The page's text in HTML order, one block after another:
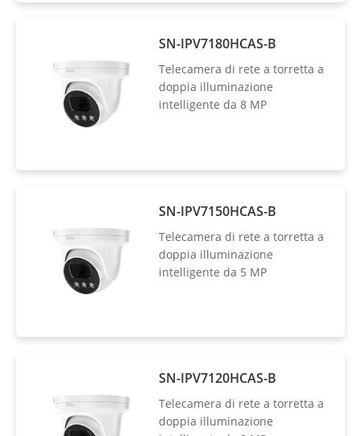
SN-IPV7180HCAS-B
Telecamera di rete a torretta a
doppia illuminazione
intelligente da 8 MP
SN-IPV7150HCAS-B
Telecamera di rete a torretta a
doppia illuminazione
intelligente da 5 MP
SN-IPV7120HCAS-B
Telecamera di rete a torretta a
doppia illuminazione